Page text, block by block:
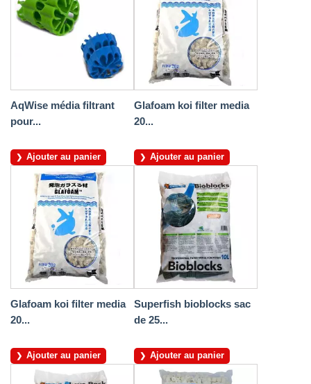
AqWise média filtrant
pour...
Ajouter au panier
Glafoam koi filter media
20...
Ajouter au panier
Glafoam koi filter media
20...
Ajouter au panier
Superfish bioblocks sac
de 25...
Ajouter au panier